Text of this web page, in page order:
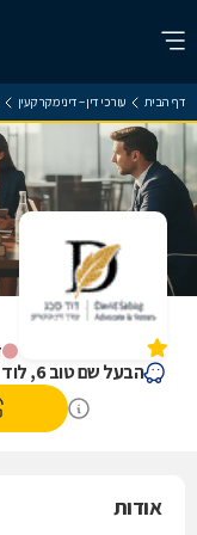
דף הבית עורכי דין – דיני מקרקעין
עו"ד סבג דוד
הבעל שם טוב 6, לוד
אודות